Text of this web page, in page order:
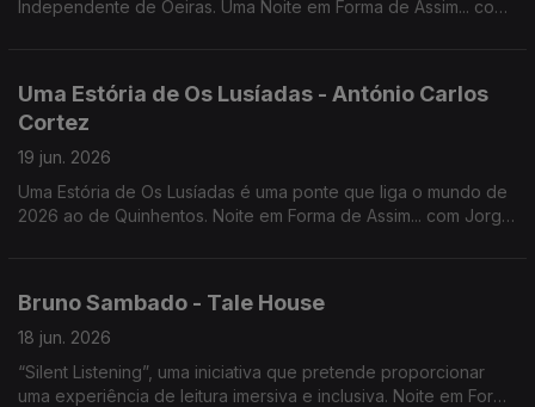
Independente de Oeiras. Uma Noite em Forma de Assim... com
Uma Estória de Os Lusíadas - António Carlos
Cortez
19 jun. 2026
Uma Estória de Os Lusíadas é uma ponte que liga o mundo de
2026 ao de Quinhentos. Noite em Forma de Assim... com Jorge
Bruno Sambado - Tale House
18 jun. 2026
“Silent Listening”, uma iniciativa que pretende proporcionar
uma experiência de leitura imersiva e inclusiva. Noite em Forma